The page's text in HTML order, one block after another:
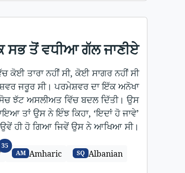
ਤੋਂ ਵਧੀਆ ਗੱਲ ਜਾਣੀਏ!
ਕੋਈ ਤਾਰਾ ਨਹੀਂ ਸੀ, ਕੋਈ ਸਾਗਰ ਨਹੀਂ ਸੀ
ਜਰੂਰ ਸੀ। ਪਰਮੇਸ਼ਵਰ ਦਾ ਇੱਕ ਅਨੋਖਾ
ਝੱਟ ਅਸਲੀਅਤ ਵਿੱਚ ਬਦਲ ਦਿੱਤੀ। ਉਸ
ਤਾਂ ਉਸ ਨੇ ਇੰਝ ਕਿਹਾ, ‘ਇਦਾਂ ਹੋ ਜਾਵੇ’
ਹੀ ਹੋ ਗਿਆ ਜਿਵੇਂ ਉਸ ਨੇ ਆਖਿਆ ਸੀ।
Albanian
SQ
Amharic
AM
35